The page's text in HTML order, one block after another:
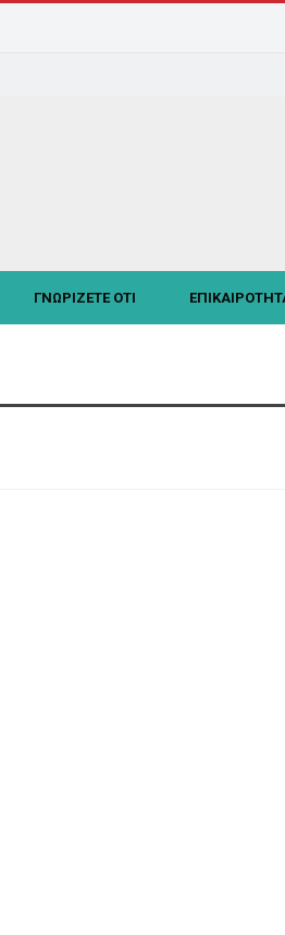
ΓΝΩΡΙΖΕΤΕ ΟΤΙ